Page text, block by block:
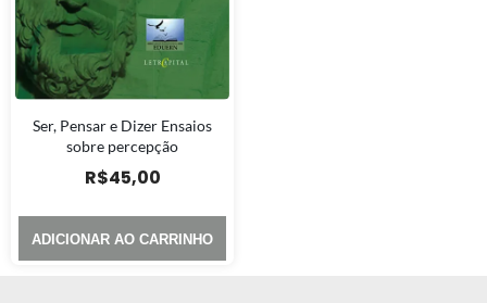
Ser, Pensar e Dizer Ensaios
sobre percepção
R$45,00
ADICIONAR AO CARRINHO